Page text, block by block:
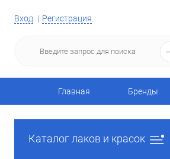
Вход Регистрация
Главная Бренды
Каталог лаков и красок